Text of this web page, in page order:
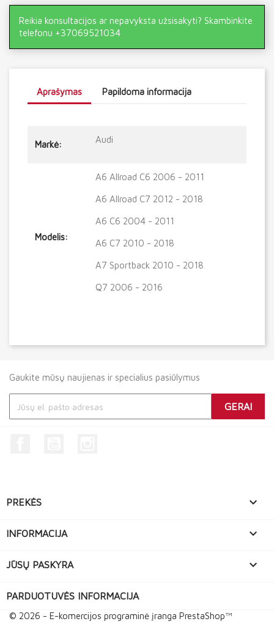
Reikia konsultacijos ar nepavyksta užsisakyti? Skambinkite
telefonu +37069521034
Aprašymas Papildoma informacija
Markė: Audi
Modelis:
A6 Allroad C6 2006 - 2011
A6 Allroad C7 2012 - 2018
A6 C6 2004 - 2011
A6 C7 2010 - 2018
A7 Sportback 2010 - 2018
Q7 2006 - 2016
Gaukite mūsų naujienas ir specialius pasiūlymus
PREKĖS 
INFORMACIJA 
JŪSŲ PASKYRA 
PARDUOTUVĖS INFORMACIJA
© 2026 - E-komercijos programinė įranga PrestaShop™